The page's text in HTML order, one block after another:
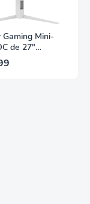
Gaming Mini-
de 27"
QHD
320Hz, 1ms